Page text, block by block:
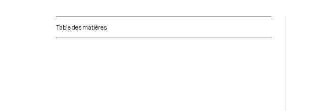
Table des matières